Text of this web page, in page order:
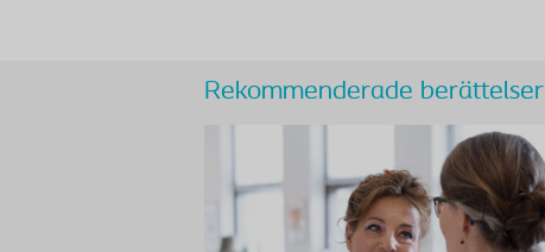
Rekommenderade berättelser